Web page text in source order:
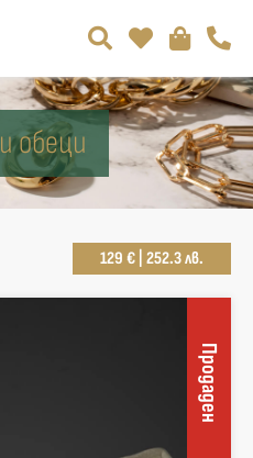
обеци
129 € | 252.3 лв.
Продаден